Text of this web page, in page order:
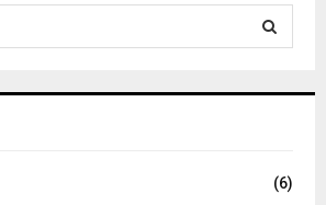
(6)